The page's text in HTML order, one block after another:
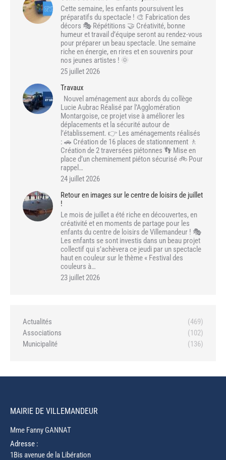
Cette semaine, les enfants poursuivent les
préparatifs du spectacle ! 🎨 Fabrication des
décors 🎭 Répétitions 🤝 Créativité, bonne
humeur et travail d’équipe seront au rendez-vous
pour préparer un beau spectacle. Une semaine
riche en énergie, en rires et en souvenirs pour
nos jeunes artistes ! 🌞
25 juillet 2026
Travaux
Nouvel aménagement aux abords du collège
Lucie Aubrac Réalisé par l’Agglomération
Montargoise, ce projet vise à améliorer les
déplacements et la sécurité autour de
l’établissement. 👉 Les aménagements réalisés
: 🚗 Création de 16 places de stationnement 🚶
Création de 2 traversées piétonnes 👣 Mise en
place d’un cheminement piéton sécurisé 🚲 Pour
rappel…
24 juillet 2026
Retour en images sur le centre de loisirs de juillet
!
Le mois de juillet a été riche en découvertes, en
créativité et en moments de partage pour les
enfants du centre de loisirs de Villemandeur ! 🎭
Les enfants se sont investis dans un beau projet
collectif qui s’achèvera ce jeudi par un spectacle
haut en couleur sur le thème « Festival des
couleurs à…
23 juillet 2026
Actualités
(469)
Associations
(102)
Municipalité
(136)
MAIRIE DE VILLEMANDEUR
Mme Fanny GANNAT
Adresse :
1Bis avenue de la Libération